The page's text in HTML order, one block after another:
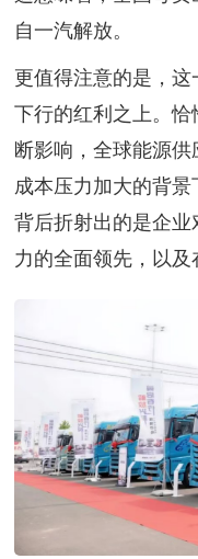
自一汽解放。
更值得注意的是，
下行的红利之上。
断影响，全球能源
成本压力加大的背景
背后折射出的是企
力的全面领先，以及